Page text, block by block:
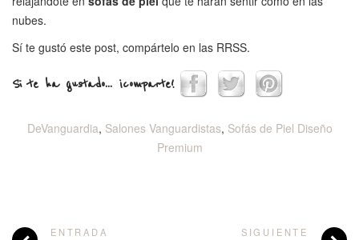
nubes.
Sí te gustó este post, compártelo en las RRSS.
Si te ha gustado... ¡comparte!
DeVanguardia, Salones Vanguardistas, Sofás de Piel Diseño
Premium
ENTRADA
SIGUIENTE